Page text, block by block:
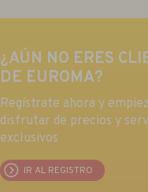
¿AÚN NO ERES
DE EUROMA?
Regístrate ahora y
disfrutar de precios y
exclusivos
IR AL REGISTRO